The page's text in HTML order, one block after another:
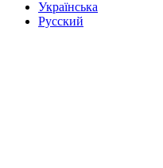
Українська
Русский